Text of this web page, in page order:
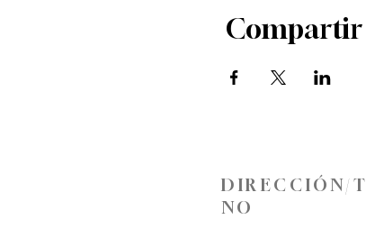
Compartir
DIRECCIÓN/
NO